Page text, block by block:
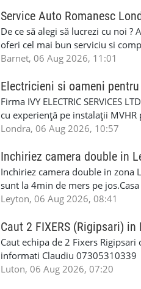
competențele 👷 Indiferent dacă
oficială, noi te ajutăm să alegi
complicații. 💥 Suport real de la
noi oportunități de muncă și de
6RR 🚀 CSCS Colindale – GQA
te astăzi. Construiește-ți viitorul
Service Auto Romanesc
De ce să alegi să lucrezi cu noi
oferi cel mai bun serviciu si
alegerea ideală: Personal
Auto. Indiferent de situație,
repara in scurt timp si eficient
garaj auto care ofera orice tip de
Lucram cu Toate Garantiile si
iTP/MOT Masini Mici si Vanuri
Accident Management, Preluam
Masina la Schimb. ✅ Distributii
Geometrie Profesionala Roti
Explicatii. ✅ Suntem foarte buni
Reparam orice tip de masina
Masina de Drum Lung. ✅
Detailing Auto Interior/Exterior.
WhatsApp Text https://wa.link/
6HB
Barnet, 06 Aug 2026, 11:01
Electricieni si oameni
Firma IVY ELECTRIC SERVICES
cu experiență pe instalații
obligatorii: 🔹 Full PPE
lucru constant ✅ Echipă
detalii și programare, trimiteți
Londra, 06 Aug 2026, 10:57
Inchiriez camera double in
Inchiriez camera double in zona
sunt la 4min de mers pe
incluse.Cautam o persoana sau
seriozitate.Multumesc anticipat.
Leyton, 06 Aug 2026, 08:41
Caut 2 FIXERS (Rigipsari) in
Caut echipa de 2 Fixers
informati Claudiu 07305310339
Luton, 06 Aug 2026, 07:20